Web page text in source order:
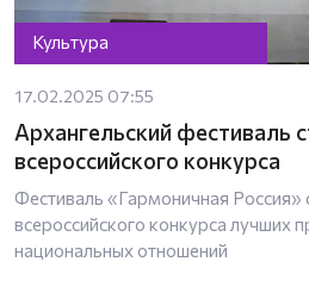
Культура
17.02.2025 07:55
Архангельский фестиваль
всероссийского конкурса
Фестиваль «Гармоничная Россия»
всероссийского конкурса лучших
национальных отношений